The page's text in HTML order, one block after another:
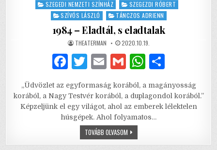
SZEGEDI NEMZETI SZÍNHÁZ
SZEGEZDI RÓBERT
SZÍVÓS LÁSZLÓ
TÁNCZOS ADRIENN
1984 – Eladtál, s eladtalak
AUTHOR:
THEATERMAN PUBLISHED
DATE:
2020.10.19.
F
c
e
b
T
it
te
r
E
ai
l
G
ai
l
W
at
s
A
ar
e
„Üdvözlet az egyformaság korából, a magányosság
korából, a Nagy Testvér korából, a duplagondol korából.”
Képzeljünk el egy világot, ahol az emberek lélektelen
húsgépek. Ahol folyamatos…
TOVÁBB OLVASOM1984
–
ELADTÁL,